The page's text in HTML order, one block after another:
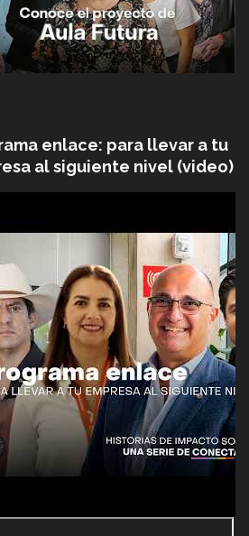
enlace: para llevar a tu
al siguiente nivel (video)